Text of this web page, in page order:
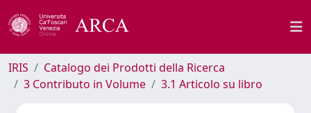
IRIS
Catalogo dei Prodotti della Ricerca
3 Contributo in Volume
3.1 Articolo su libro